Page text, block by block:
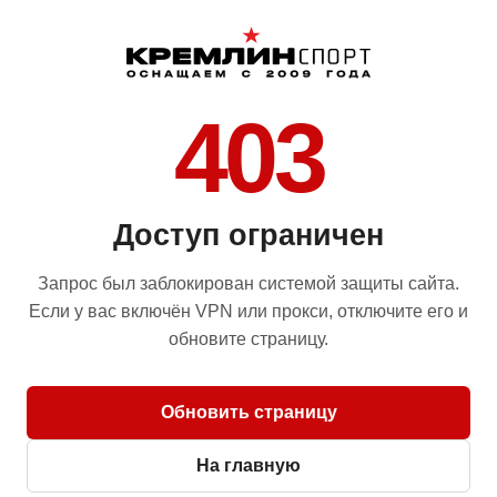
403
Доступ ограничен
Запрос был заблокирован системой защиты сайта.
Если у вас включён VPN или прокси, отключите его и
обновите страницу.
Обновить страницу
На главную